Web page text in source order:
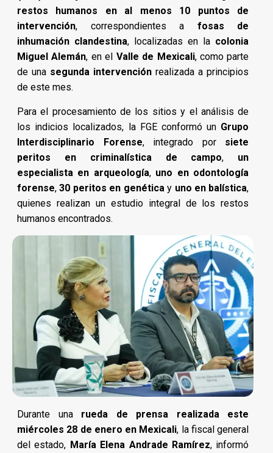
restos humanos en al menos 10 puntos de
intervención, correspondientes a fosas de
inhumación clandestina, localizadas en la colonia
Miguel Alemán, en el Valle de Mexicali, como parte
de una segunda intervención realizada a principios
de este mes.
Para el procesamiento de los sitios y el análisis de
los indicios localizados, la FGE conformó un Grupo
Interdisciplinario Forense, integrado por siete
peritos en criminalística de campo, un
especialista en arqueología, uno en odontología
forense,30 peritos en genética y uno en balística,
quienes realizan un estudio integral de los restos
humanos encontrados.
Durante una rueda de prensa realizada este
miércoles 28 de enero en Mexicali, la fiscal general
del estado, María Elena Andrade Ramírez, informó